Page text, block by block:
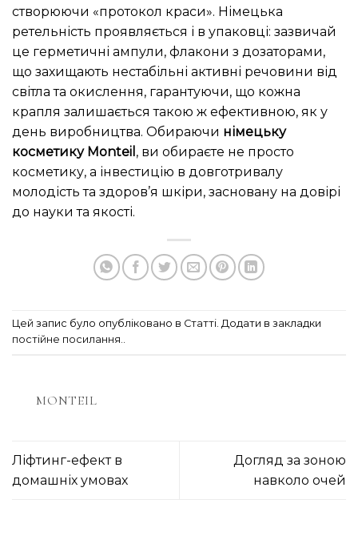
створюючи «протокол краси». Німецька
ретельність проявляється і в упаковці: зазвичай
це герметичні ампули, флакони з дозаторами,
що захищають нестабільні активні речовини від
світла та окислення, гарантуючи, що кожна
крапля залишається такою ж ефективною, як у
день виробництва. Обираючи німецьку
косметику Monteil , ви обираєте не просто
косметику, а інвестицію в довготривалу
молодість та здоров’я шкіри, засновану на довірі
до науки та якості.
Цей запис було опубліковано в Статті. Додати в закладки
постійне посилання..
MONTEIL
Ліфтинг-ефект в
домашніх умовах
Догляд за зоною
навколо очей